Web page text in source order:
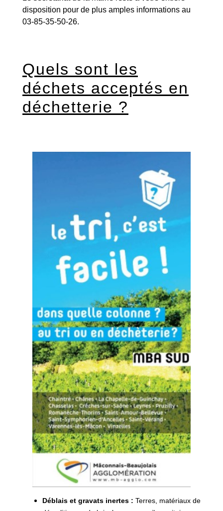
disposition pour de plus amples informations au
03-85-35-50-26.
Quels sont les
déchets acceptés en
déchetterie ?
Déblais et gravats inertes : Terres, matériaux de